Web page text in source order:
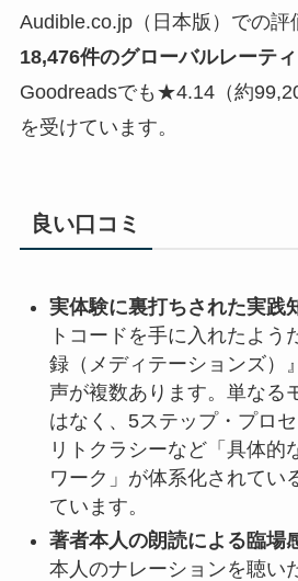
Audible.co.jp（日本版）での評
18,476件のグローバルレーティ
Goodreadsでも★4.14（約
を受けています。
良い口コミ
実体験に裏打ちされた実践
トコードを手に入れたよう
録（メディテーションズ）
声が複数あります。単なる
はなく、5ステップ・プロ
リトクラシーなど「具体的
ワーク」が体系化されてい
ています。
著者本人の朗読による臨場
本人のナレーションを聴い